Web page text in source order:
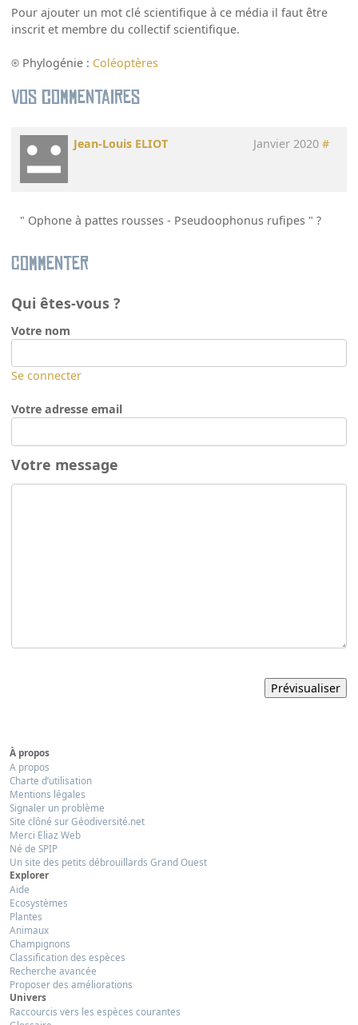
Pour ajouter un mot clé scientifique à ce média il faut être
inscrit et membre du collectif scientifique.
Phylogénie : Coléoptères
Vos commentaires
Jean-Louis ELIOT Janvier 2020 #
" Ophone à pattes rousses - Pseudoophonus rufipes " ?
Commenter
Qui êtes-vous ?
Votre nom
Se connecter
Votre adresse email
Votre message
À propos
A propos
Charte d’utilisation
Mentions légales
Signaler un problème
Site clôné sur Géodiversité.net
Merci Eliaz Web
Né de SPIP
Un site des petits débrouillards Grand Ouest
Explorer
Aide
Ecosystèmes
Plantes
Animaux
Champignons
Classification des espèces
Recherche avancée
Proposer des améliorations
Univers
Raccourcis vers les espèces courantes